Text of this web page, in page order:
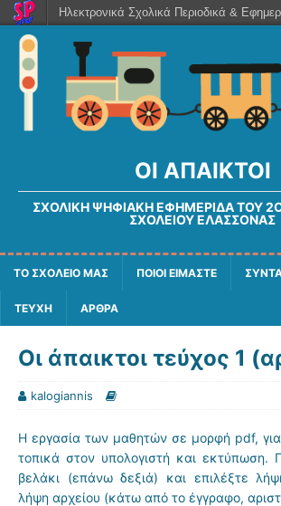
ΟΙ ΆΠΑΙΚΤΟΙ
ΣΧΟΛΙΚΉ ΨΗΦΙΑΚΉ ΕΦΗΜΕΡΊΔΑ ΤΟΥ
ΣΧΟΛΕΊΟΥ ΕΛΑΣΣΌΝΑΣ
ΤΟ ΣΧΟΛΕΙΟ ΜΑΣ ΠΟΙΟΙ ΕΙΜΑΣΤΕ
ΤΕΥΧΗ ΑΡΘΡΑ
Οι άπαικτοι τεύχος 1
kalogiannis
Η εργασία των μαθητών σε μορφή pdf,
τοπικά στον υπολογιστή και εκτύπωση.
βελάκι (επάνω δεξιά) και επιλέξτε
λήψη αρχείου (κάτω από το έγγραφο,
Ηλεκτρονικά Σχολικά Περιοδικά &